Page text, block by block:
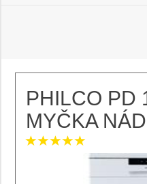
PHILCO PD
MYČKA